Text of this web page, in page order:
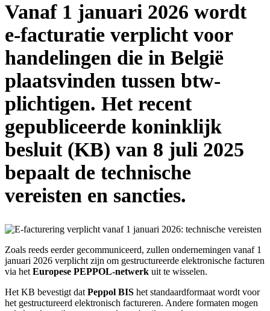
Vanaf 1 januari 2026 wordt
e-facturatie verplicht voor
handelingen die in België
plaatsvinden tussen btw-
plichtigen. Het recent
gepubliceerde koninklijk
besluit (KB) van 8 juli 2025
bepaalt de technische
vereisten en sancties.
Zoals reeds eerder gecommuniceerd, zullen ondernemingen vanaf 1
januari 2026 verplicht zijn om gestructureerde elektronische facturen
via het Europese PEPPOL-netwerk uit te wisselen.
Het KB bevestigt dat Peppol BIS het standaardformaat wordt voor
het gestructureerd elektronisch factureren. Andere formaten mogen